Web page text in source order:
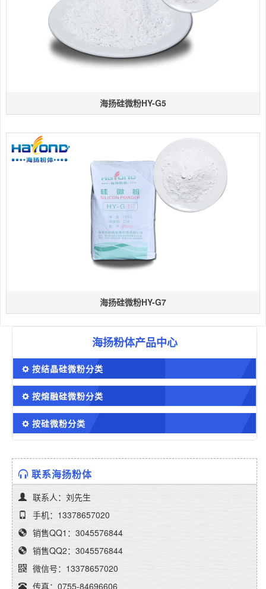
海扬硅微粉HY-G5
海扬硅微粉HY-G7
海扬粉体产品中心
按结晶硅微粉分类
按熔融硅微粉分类
按硅微粉分类
联系海扬粉体
联系人：刘先生
手机：13378657020
销售QQ1：3045576844
销售QQ2：3045576844
微信号：13378657020
传真：0755-84696606